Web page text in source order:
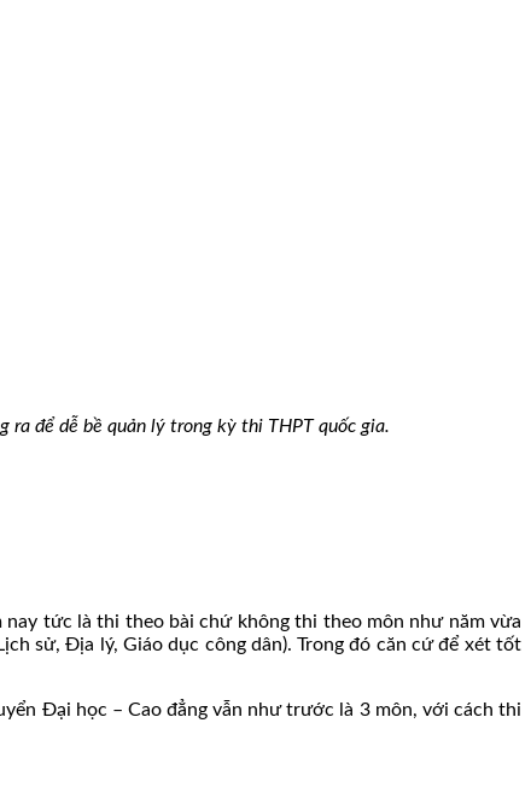
để dễ bề quản lý trong kỳ thi THPT quốc gia.
tức là thi theo bài chứ không thi theo môn như năm vừa
sử, Địa lý, Giáo dục công dân). Trong đó căn cứ để xét tốt
Đại học – Cao đẳng vẫn như trước là 3 môn, với cách thi